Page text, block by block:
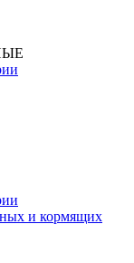
и кормящих